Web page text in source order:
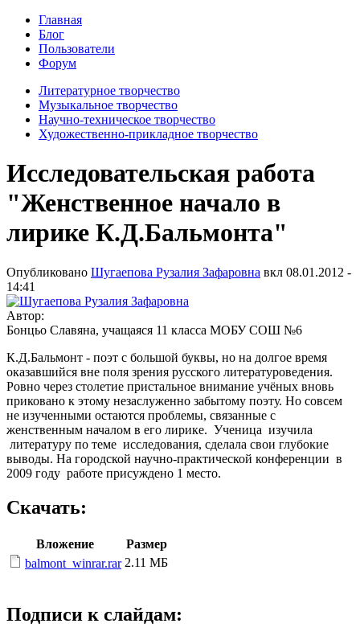
Главная
Блог
Пользователи
Форум
Литературное творчество
Музыкальное творчество
Научно-техническое творчество
Художественно-прикладное творчество
Исследовательская работа
"Женственное начало в
лирике К.Д.Бальмонта"
Опубликовано Шугаепова Рузалия Зафаровна вкл 08.01.2012 -
14:41
Автор:
Бонцьо Славяна, учащаяся 11 класса МОБУ СОШ №6
К.Д.Бальмонт - поэт с большой буквы, но на долгое время
оказавшийся вне поля зрения русского литературоведения.
Ровно через столетие пристальное внимание учёных вновь
приковано к этому незаслуженно забытому поэту. Но совсем
не изученными остаются проблемы, связанные с
женственным началом в его лирике. Ученица изучила
литературу по теме исследования, сделала свои глубокие
выводы. На городской научно-практической конференции в
2009 году работе присуждено 1 место.
Скачать:
Вложение
Размер
balmont_winrar.rar 2.11 МБ
Подписи к слайдам: